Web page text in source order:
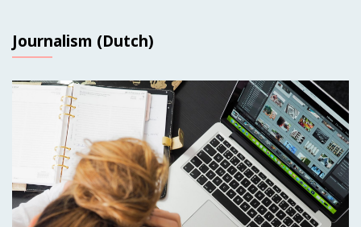
Journalism (Dutch)